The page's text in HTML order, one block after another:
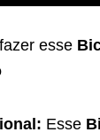
esse
Esse